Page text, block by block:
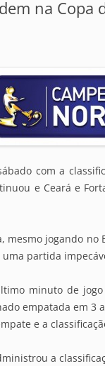
na Copa
com a
e Ceará e
mesmo jogando no
partida
minuto de
empatada em 3
e a
a